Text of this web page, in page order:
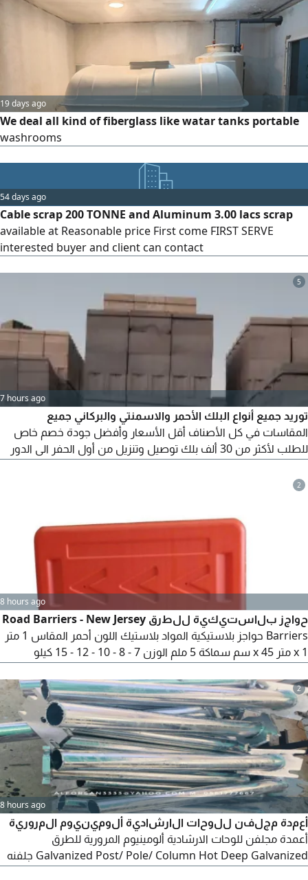
19 days ago
We deal all kind of fiberglass like watar tanks portable
washrooms
54 days ago
Cable scrap 200 TONNE and Aluminum 3.00 lacs scrap
available at Reasonable price First come FIRST SERVE
interested buyer and client can contact
5
7 hours ago
توريد جميع أنواع البلك الأحمر والاسمنتي والبركاني جميع
المقاسات في كل الأصناف أقل الأسعار وأفضل جودة خصم خاص
للطلب لأكثر من 30 ألف بلك توصيل وتنزيل من أول الحفر الى الدور
2
8 hours ago
حواجز بلاستيكية للطرق Road Barriers - New Jersey
Barriers حواجز بلاستيكية المواد بلاستيك اللون أحمر المقاس 1 متر
x 1 متر 45 x سم سماكة 5 ملم الوزن 7 - 8 - 10 - 12 - 15 كيلو
تعبية مياه أو رمل للتثبيت الحواجز تتركب مع بعض عاشق معشوق
موقعنا في جدة السعودية تسليم البظاعة من مستودعنا أو نشحن
لكم على حسابكم لجميع المدن بالمملكة
2
8 hours ago
أعمدة مجلفن للوحات الارشادية ألومينيوم المرورية
أعمدة مجلفن للوحات الارشادية ألومينيوم المرورية للطرق
Galvanized Post/ Pole/ Column Hot Deep Galvanized جلفنه